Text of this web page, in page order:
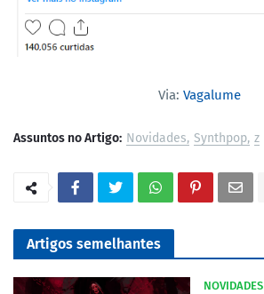
Via: Vagalume
Assuntos no Artigo: Novidades Synthpop z
Artigos semelhantes
NOVIDADES